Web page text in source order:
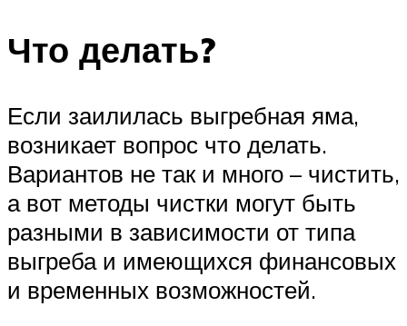
Что делать?
Если заилилась выгребная яма,
возникает вопрос что делать.
Вариантов не так и много – чистить,
а вот методы чистки могут быть
разными в зависимости от типа
выгреба и имеющихся финансовых
и временных возможностей.